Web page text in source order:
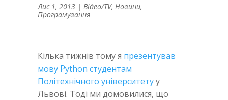
Лис 1, 2013 | Відео/TV, Новини,
Програмування
Кілька тижнів тому я презентував
мову Python студентам
Політехнічного університетуу
Львові. Тоді ми домовилися, що